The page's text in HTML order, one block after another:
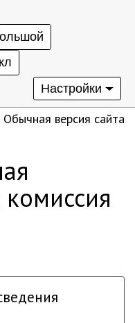
Настройки
Обычная версия сайта